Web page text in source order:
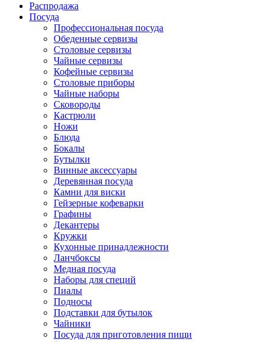
Распродажа
Посуда
Профессиональная посуда
Обеденные сервизы
Столовые сервизы
Чайные сервизы
Кофейные сервизы
Столовые приборы
Чайные наборы
Сковороды
Кастрюли
Ножи
Блюда
Бокалы
Бутылки
Винные аксессуары
Деревянная посуда
Камни для виски
Гейзерные кофеварки
Графины
Декантеры
Кружки
Кухонные принадлежности
Ланчбоксы
Медная посуда
Наборы для специй
Пиалы
Подносы
Подставки для бутылок
Чайники
Посуда для приготовления пищи